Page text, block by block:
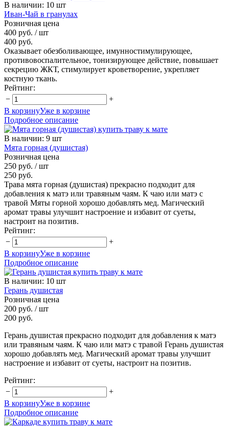
В наличии: 10 шт
Иван-Чай в гранулах
Розничная цена
400 руб. / шт
400 руб.
Оказывает обезболивающее, имунностимулирующее,
противовоспалительное, тонизирующее действие, повышает
секрецию ЖКТ, стимулирует кроветворение, укрепляет
костную ткань.
Рейтинг:
−
+
В корзинуУже в корзине
Подробное описание
В наличии: 9 шт
Мята горная (душистая)
Розничная цена
250 руб. / шт
250 руб.
Трава мята горная (душистая) прекрасно подходит для
добавления к матэ или травяным чаям. К чаю или матэ с
травой Мяты горной хорошо добавлять мед. Магический
аромат травы улучшит настроение и избавит от суеты,
настроит на позитив.
Рейтинг:
−
+
В корзинуУже в корзине
Подробное описание
В наличии: 10 шт
Герань душистая
Розничная цена
200 руб. / шт
200 руб.
Герань душистая прекрасно подходит для добавления к матэ
или травяным чаям. К чаю или матэ с травой Герань душистая
хорошо добавлять мед. Магический аромат травы улучшит
настроение и избавит от суеты, настроит на позитив.
Рейтинг:
−
+
В корзинуУже в корзине
Подробное описание